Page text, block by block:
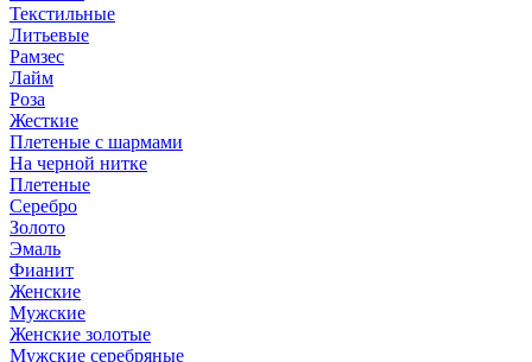
Текстильные
Литьевые
Рамзес
Лайм
Роза
Жесткие
Плетеные с шармами
На черной нитке
Плетеные
Серебро
Золото
Эмаль
Фианит
Женские
Мужские
Женские золотые
Мужские серебряные